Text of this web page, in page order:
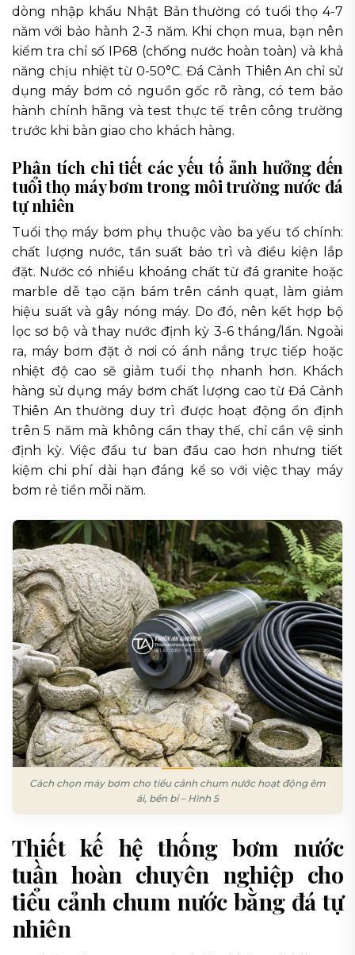
dòng nhập khẩu Nhật Bản thường có tuổi thọ 4-7
năm với bảo hành 2-3 năm. Khi chọn mua, bạn nên
kiểm tra chỉ số IP68 (chống nước hoàn toàn) và khả
năng chịu nhiệt từ 0-50°C. Đá Cảnh Thiên An chỉ sử
dụng máy bơm có nguồn gốc rõ ràng, có tem bảo
hành chính hãng và test thực tế trên công trường
trước khi bàn giao cho khách hàng.
Phân tích chi tiết các yếu tố ảnh hưởng đến
tuổi thọ máy bơm trong môi trường nước đá
tự nhiên
Tuổi thọ máy bơm phụ thuộc vào ba yếu tố chính:
chất lượng nước, tần suất bảo trì và điều kiện lắp
đặt. Nước có nhiều khoáng chất từ đá granite hoặc
marble dễ tạo cặn bám trên cánh quạt, làm giảm
hiệu suất và gây nóng máy. Do đó, nên kết hợp bộ
lọc sơ bộ và thay nước định kỳ 3-6 tháng/lần. Ngoài
ra, máy bơm đặt ở nơi có ánh nắng trực tiếp hoặc
nhiệt độ cao sẽ giảm tuổi thọ nhanh hơn. Khách
hàng sử dụng máy bơm chất lượng cao từ Đá Cảnh
Thiên An thường duy trì được hoạt động ổn định
trên 5 năm mà không cần thay thế, chỉ cần vệ sinh
định kỳ. Việc đầu tư ban đầu cao hơn nhưng tiết
kiệm chi phí dài hạn đáng kể so với việc thay máy
bơm rẻ tiền mỗi năm.
Cách chọn máy bơm cho tiểu cảnh chum nước hoạt động êm
ái, bền bỉ – Hình 5
Thiết kế hệ thống bơm nước
tuần hoàn chuyên nghiệp cho
tiểu cảnh chum nước bằng đá tự
nhiên